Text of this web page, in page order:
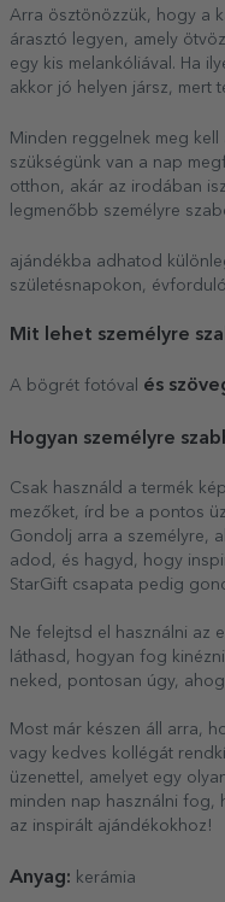
Arra ösztönözzük, hogy a
árasztó legyen, amely
egy kis melankóliával. Ha
akkor jó helyen jársz, mert
Minden reggelnek meg
szükségünk van a nap
otthon, akár az irodában
legmenőbb személyre
ajándékba adhatod
születésnapokon,
Mit lehet személyre
A bögrét fotóval és
Hogyan személyre
Csak használd a termék
mezőket, írd be a pontos
Gondolj arra a személyre,
adod, és hagyd, hogy
StarGift csapata pedig
Ne felejtsd el használni az
láthasd, hogyan fog
neked, pontosan úgy,
Most már készen áll arra,
vagy kedves kollégát
üzenettel, amelyet egy
minden nap használni fog,
az inspirált ajándékokhoz!
Anyag: kerámia